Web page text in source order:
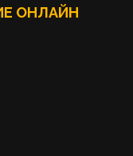
OНЛАЙН